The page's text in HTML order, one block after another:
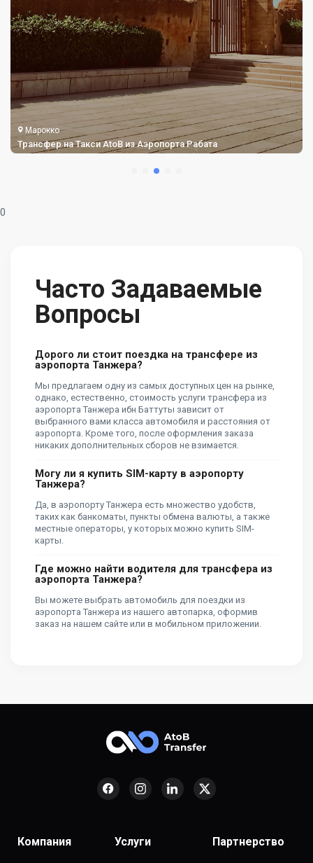
Марокко
Трансфер на Такси AtoB из Аэропорта Рабата
0
Часто Задаваемые
Вопросы
Дорого ли стоит поездка на трансфере из
аэропорта Танжера?
Мы предлагаем одну из самых доступных цен на рынке,
однако, естественно, стоимость услуги трансфера из
аэропорта Танжера ибн Баттуты зависит от
выбранного вами класса автомобиля и расстояния от
аэропорта. Кроме того, после оформления заказа
никаких дополнительных сборов не взимается.
Могу ли я купить SIM-карту в аэропорту
Танжера?
Да, в аэропорту Танжера есть множество удобств,
таких как банкоматы, пункты обмена валюты, а также
местные операторы, у которых можно купить SIM-
карты.
Где можно найти водителя для трансфера из
аэропорта Танжера?
Вы можете выбрать автомобиль для поездки из
аэропорта Танжера из нашего автопарка, оформив
заказ на нашем сайте или в мобильном приложении.
Компания Услуги Партнерство